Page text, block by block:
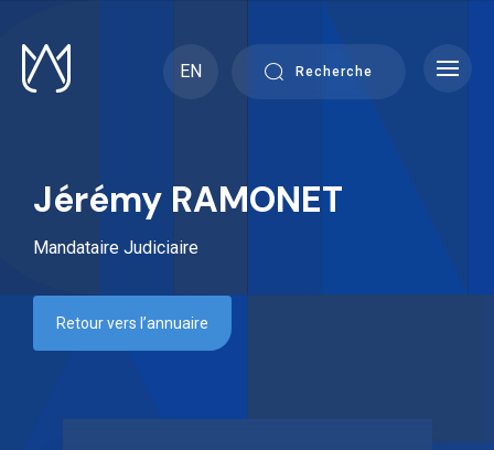
content
EN
Recherche
Jérémy RAMONET
Mandataire Judiciaire
Retour vers l’annuaire